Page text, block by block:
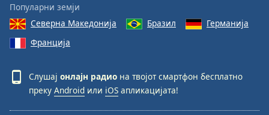
Популарни земји
Северна Македонија
Бразил
Германија
Франција
Слушај онлајн радио на твојот смартфон бесплатно
преку Android или iOS апликацијата!